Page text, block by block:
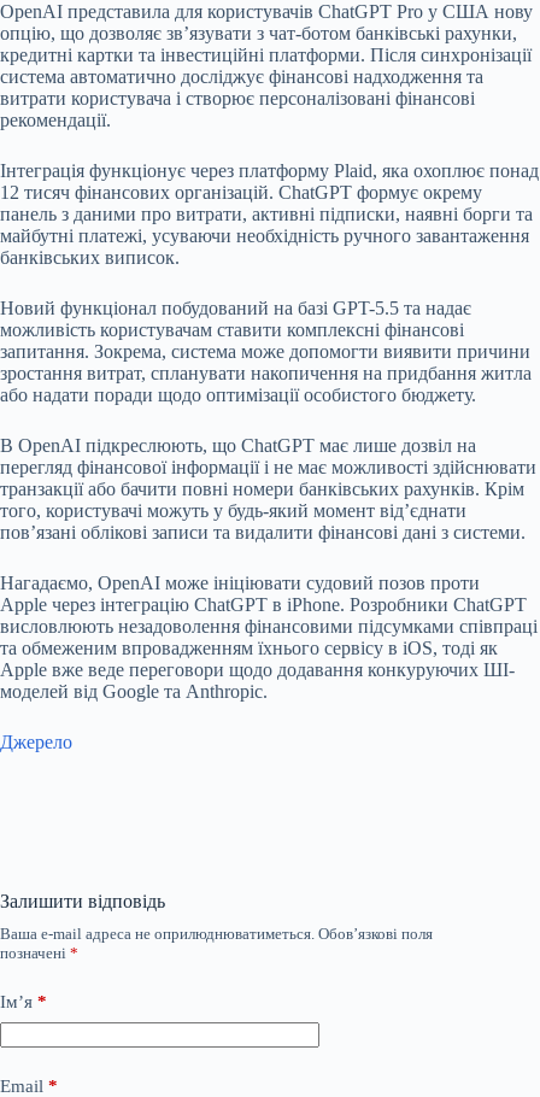
OpenAI представила для користувачів ChatGPT Pro у США нову
опцію, що дозволяє зв’язувати з чат-ботом банківські рахунки,
кредитні картки та інвестиційні платформи. Після синхронізації
система автоматично досліджує фінансові надходження та
витрати користувача і створює персоналізовані фінансові
рекомендації.
Інтеграція функціонує через платформу Plaid, яка охоплює понад
12 тисяч фінансових організацій. ChatGPT формує окрему
панель з даними про витрати, активні підписки, наявні борги та
майбутні платежі, усуваючи необхідність ручного завантаження
банківських виписок.
Новий функціонал побудований на базі GPT-5.5 та надає
можливість користувачам ставити комплексні фінансові
запитання. Зокрема, система може допомогти виявити причини
зростання витрат, спланувати накопичення на придбання житла
або надати поради щодо оптимізації особистого бюджету.
В OpenAI підкреслюють, що ChatGPT має лише дозвіл на
перегляд фінансової інформації і не має можливості здійснювати
транзакції або бачити повні номери банківських рахунків. Крім
того, користувачі можуть у будь-який момент від’єднати
пов’язані облікові записи та видалити фінансові дані з системи.
Нагадаємо, OpenAI може ініціювати судовий позов проти
Apple через інтеграцію ChatGPT в iPhone. Розробники ChatGPT
висловлюють незадоволення фінансовими підсумками співпраці
та обмеженим впровадженням їхнього сервісу в iOS, тоді як
Apple вже веде переговори щодо додавання конкуруючих ШІ-
моделей від Google та Anthropic.
Джерело
Залишити відповідь
Ваша e-mail адреса не оприлюднюватиметься. Обов’язкові поля
позначені *
Ім’я *
Email *